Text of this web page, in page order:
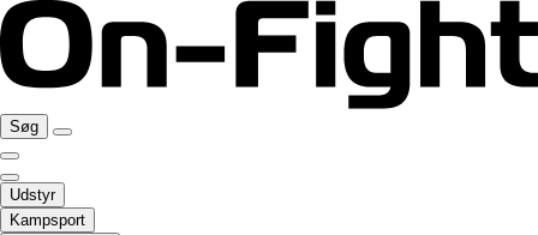
Søg
Udstyr
Kampsport